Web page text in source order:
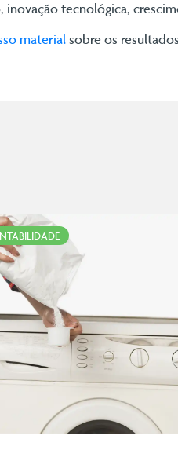
inovação tecnológica,
material sobre os